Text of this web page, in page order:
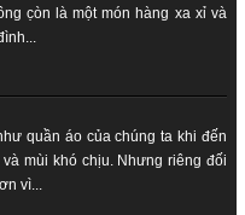
c̣òn là một món hàng xa xỉ và
quần áo của chúng ta khi đến
mùi khó chịu. Nhưng riêng đối
vì...